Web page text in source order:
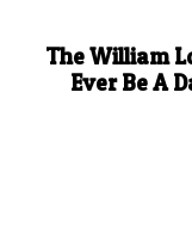
The William
Ever Be A